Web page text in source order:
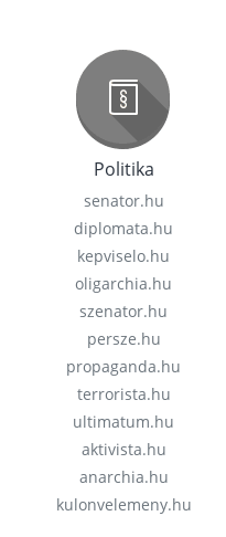
Politika
senator.hu
diplomata.hu
kepviselo.hu
oligarchia.hu
szenator.hu
persze.hu
propaganda.hu
terrorista.hu
ultimatum.hu
aktivista.hu
anarchia.hu
kulonvelemeny.hu